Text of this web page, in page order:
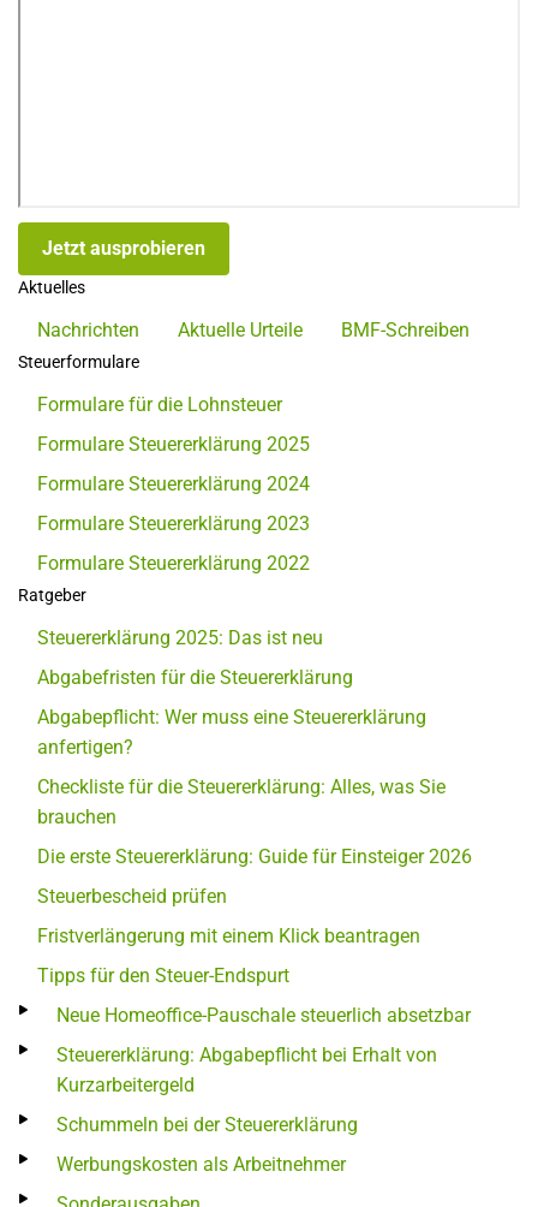
Jetzt ausprobieren
Aktuelles
Nachrichten Aktuelle Urteile BMF-Schreiben
Steuerformulare
Formulare für die Lohnsteuer
Formulare Steuererklärung 2025
Formulare Steuererklärung 2024
Formulare Steuererklärung 2023
Formulare Steuererklärung 2022
Ratgeber
Steuererklärung 2025: Das ist neu
Abgabefristen für die Steuererklärung
Abgabepflicht: Wer muss eine Steuererklärung
anfertigen?
Checkliste für die Steuererklärung: Alles, was Sie
brauchen
Die erste Steuererklärung: Guide für Einsteiger 2026
Steuerbescheid prüfen
Fristverlängerung mit einem Klick beantragen
Tipps für den Steuer-Endspurt
Neue Homeoffice-Pauschale steuerlich absetzbar
Steuererklärung: Abgabepflicht bei Erhalt von
Kurzarbeitergeld
Schummeln bei der Steuererklärung
Werbungskosten als Arbeitnehmer